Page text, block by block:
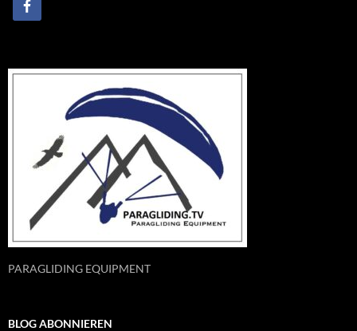
PARAGLIDING EQUIPMENT
BLOG ABONNIEREN